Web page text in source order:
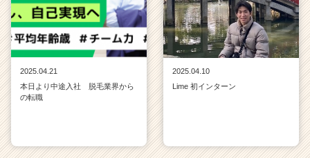
2025.04.21
本日より中途入社 脱毛業界から
の転職
2025.04.10
Lime 初インターン